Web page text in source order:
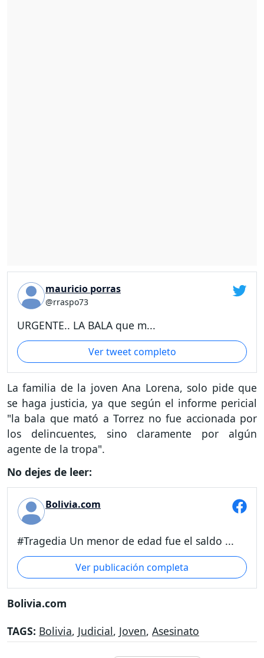
mauricio porras
@rraspo73
URGENTE.. LA BALA que m...
Ver tweet completo
La familia de la joven Ana Lorena, solo pide que
se haga justicia, ya que según el informe pericial
"la bala que mató a Torrez no fue accionada por
los delincuentes, sino claramente por algún
agente de la tropa".
No dejes de leer:
Bolivia.com
#Tragedia Un menor de edad fue el saldo ...
Ver publicación completa
Bolivia.com
TAGS: Bolivia, Judicial, Joven, Asesinato